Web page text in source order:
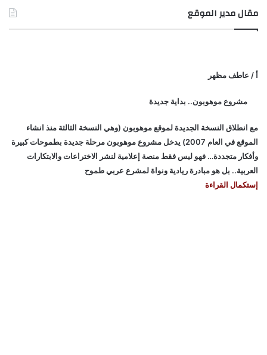
مقال مدير الموقع
أ / عاطف مظهر
مشروع موهوبون.. بداية جديدة
مع انطلاق النسخة الجديدة لموقع موهوبون (وهي النسخة الثالثة منذ انشاء
الموقع في العام 2007) يدخل مشروع موهوبون مرحلة جديدة بطموحات كبيرة
وأفكار متجددة… فهو ليس فقط منصة إعلامية لنشر الاختراعات والابتكارات
العربية.. بل هو مبادرة ريادية ونواة لمشرع عربي طموح
إستكمال القراءة